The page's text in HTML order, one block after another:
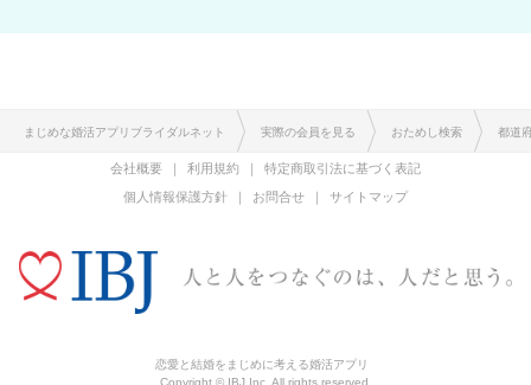
まじめな婚活アプリブライダルネット 実際の会員を見る おためし検索 都道
会社概要 利用規約
特定商取引法に基づく表記
個人情報保護方針
お問合せ サイトマップ
恋愛と結婚をまじめに考える婚活アプリ
Copyright © IBJ Inc. All rights reserved.